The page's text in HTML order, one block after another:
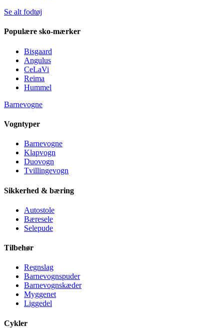
Se alt fodtøj
Populære sko-mærker
Bisgaard
Angulus
CeLaVi
Reima
Hummel
Barnevogne
Vogntyper
Barnevogne
Klapvogn
Duovogn
Tvillingevogn
Sikkerhed & bæring
Autostole
Bæresele
Selepude
Tilbehør
Regnslag
Barnevognspuder
Barnevognskæder
Myggenet
Liggedel
Cykler